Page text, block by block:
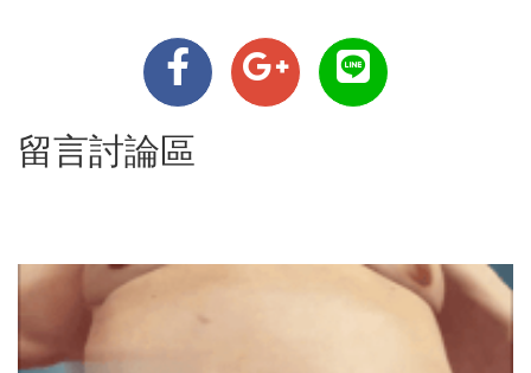
留言討論區